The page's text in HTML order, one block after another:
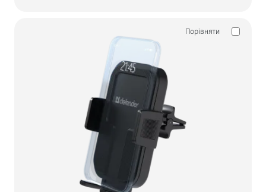
Рюкзаки, сумки, тримачі, інші аксесуари
Спортивні сумки
Підставки для ноутбуків
Сумки та рюкзаки для ноутбуків
Дорожні рюкзаки
Валізи на колесах
Порівняти